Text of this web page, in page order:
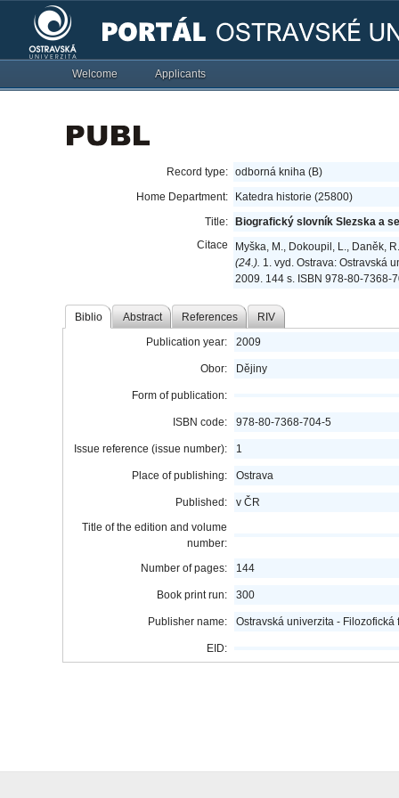
Welcome Applicants
Record type: odborná kniha (B)
Home Department:
Katedra historie (25800)
Title:
Biografický slovník Slezska a
Citace
Myška, M., Dokoupil, L., Daněk,
(24.). 1. vyd. Ostrava: Ostravská
2009. 144 s. ISBN 978-80-7368-
Biblio Abstract References RIV
Publication year: 2009
Obor: Dějiny
Form of publication:
ISBN code: 978-80-7368-704-5
Issue reference (issue number): 1
Place of publishing: Ostrava
Published:
v ČR
Title of the edition and volume
number:
Number of pages:
144
Book print run: 300
Publisher name: Ostravská univerzita -
EID: